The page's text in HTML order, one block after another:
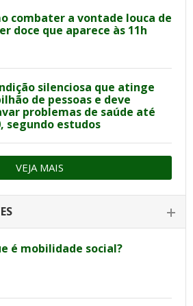
combater a vontade louca de
doce que aparece às 11h
silenciosa que atinge
de pessoas e deve
problemas de saúde até
segundo estudos
VEJA MAIS
é mobilidade social?